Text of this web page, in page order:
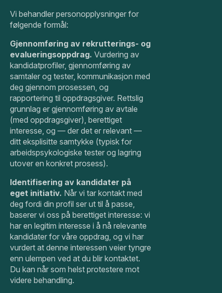
Vi behandler personopplysninger for
følgende formål:
Gjennomføring av rekrutterings- og
evalueringsoppdrag. Vurdering av
kandidatprofiler, gjennomføring av
samtaler og tester, kommunikasjon med
deg gjennom prosessen, og
rapportering til oppdragsgiver. Rettslig
grunnlag er gjennomføring av avtale
(med oppdragsgiver), berettiget
interesse, og — der det er relevant —
ditt eksplisitte samtykke (typisk for
arbeidspsykologiske tester og lagring
utover en konkret prosess).
Identifisering av kandidater på
eget initiativ. Når vi tar kontakt med
deg fordi din profil ser ut til å passe,
baserer vi oss på berettiget interesse: vi
har en legitim interesse i å nå relevante
kandidater for våre oppdrag, og vi har
vurdert at denne interessen veier tyngre
enn ulempen ved at du blir kontaktet.
Du kan når som helst protestere mot
videre behandling.